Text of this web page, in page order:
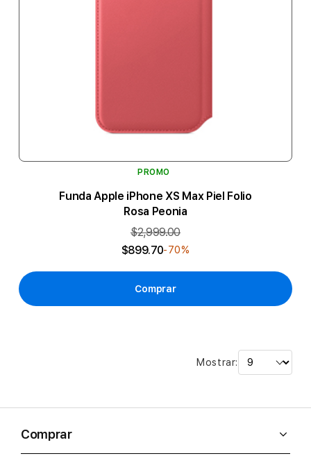
PROMO
Funda Apple iPhone XS Max Piel Folio
Rosa Peonia
$2,999.00
$899.70-70%
Comprar
Mostrar:
Comprar